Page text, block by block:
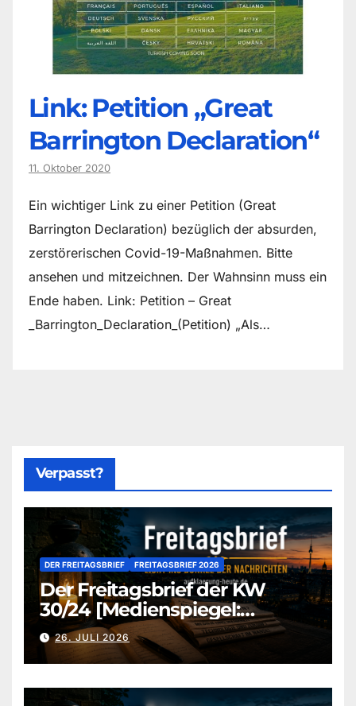
Link: Petition „Great
Barrington Declaration“
11. Oktober 2020
Ein wichtiger Link zu einer Petition (Great
Barrington Declaration) bezüglich der absurden,
zerstörerischen Covid-19-Maßnahmen. Bitte
ansehen und mitzeichnen. Der Wahnsinn muss ein
Ende haben. Link: Petition – Great
_Barrington_Declaration_(Petition) „Als…
Verpasst?
DER FREITAGSBRIEF FREITAGSBRIEF 2026
Der Freitagsbrief der KW
30/24 [Medienspiegel:
aufklaerung-heute-de]
26. JULI 2026